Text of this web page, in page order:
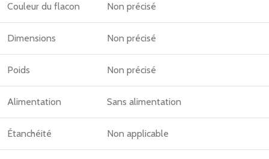
Couleur du flacon Non précisé
Dimensions Non précisé
Poids Non précisé
Alimentation Sans alimentation
Étanchéité Non applicable